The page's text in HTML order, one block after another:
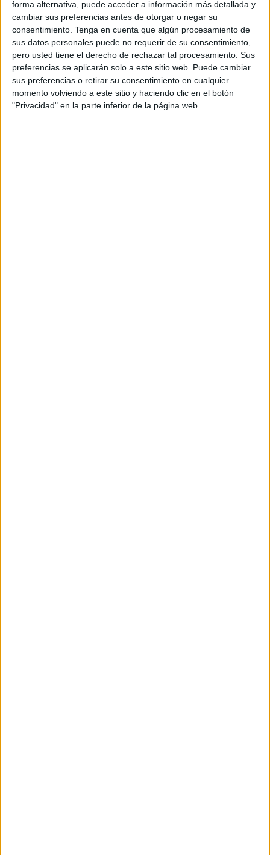
forma alternativa, puede acceder a información más detallada y
cambiar sus preferencias antes de otorgar o negar su
consentimiento. Tenga en cuenta que algún procesamiento de
sus datos personales puede no requerir de su consentimiento,
pero usted tiene el derecho de rechazar tal procesamiento. Sus
preferencias se aplicarán solo a este sitio web. Puede cambiar
sus preferencias o retirar su consentimiento en cualquier
momento volviendo a este sitio y haciendo clic en el botón
"Privacidad" en la parte inferior de la página web.
incremento sustancial en la prima por pare del Gobierno,
del 41,2%, para hacer más atractivo el contrato, este
incremento no se está reflejando ahora en las tarifas de
médicos y hospitales”.